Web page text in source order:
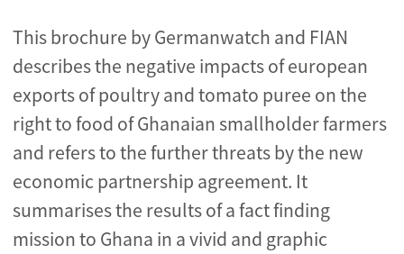
This brochure by Germanwatch and FIAN
describes the negative impacts of european
exports of poultry and tomato puree on the
right to food of Ghanaian smallholder farmers
and refers to the further threats by the new
economic partnership agreement. It
summarises the results of a fact finding
mission to Ghana in a vivid and graphic